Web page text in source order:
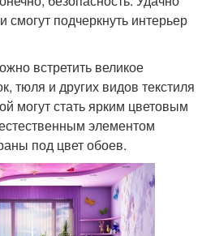
подчеркнуть интерьер
встретить великое
тюля и других видов текстиля
могут стать ярким цветовым
элементом
под цвет обоев.